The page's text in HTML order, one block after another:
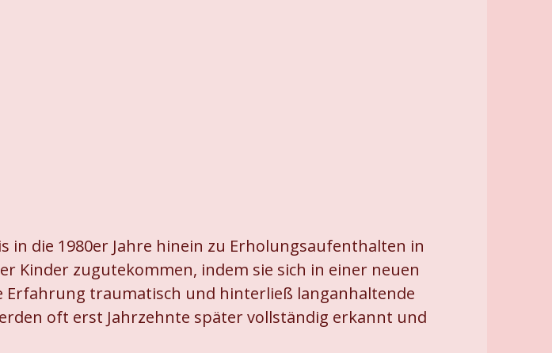
die 1980er Jahre hinein zu Erholungsaufenthalten in
Kinder zugutekommen, indem sie sich in einer neuen
Erfahrung traumatisch und hinterließ langanhaltende
oft erst Jahrzehnte später vollständig erkannt und